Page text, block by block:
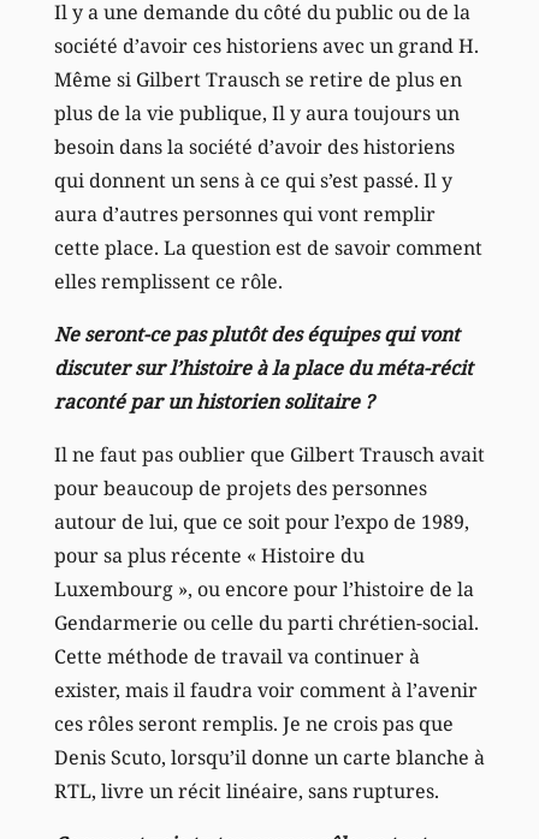
Il y a une demande du côté du public ou de la
société d’avoir ces historiens avec un grand H.
Même si Gilbert Trausch se retire de plus en
plus de la vie publique, Il y aura toujours un
besoin dans la société d’avoir des historiens
qui donnent un sens à ce qui s’est passé. Il y
aura d’autres personnes qui vont remplir
cette place. La question est de savoir comment
elles remplissent ce rôle.
Ne seront-ce pas plutôt des équipes qui vont
discuter sur l’histoire à la place du méta-récit
raconté par un historien solitaire ?
Il ne faut pas oublier que Gilbert Trausch avait
pour beaucoup de projets des personnes
autour de lui, que ce soit pour l’expo de 1989,
pour sa plus récente « Histoire du
Luxembourg », ou encore pour l’histoire de la
Gendarmerie ou celle du parti chrétien-social.
Cette méthode de travail va continuer à
exister, mais il faudra voir comment à l’avenir
ces rôles seront remplis. Je ne crois pas que
Denis Scuto, lorsqu’il donne un carte blanche à
RTL, livre un récit linéaire, sans ruptures.